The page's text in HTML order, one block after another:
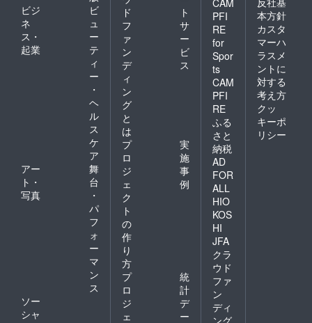
ビジ
ネ
ス・
起業
ビ
ュ
ー
テ
ィ
ー
・
ヘ
ル
ス
ケ
ア
アー
ト・
写真
舞
台
・
パ
フ
ォ
ー
マ
ン
ス
ソー
シャ
ド
フ
ァ
ン
デ
ィ
ン
グ
と
は
ト
サ
ー
ビ
ス
プ
ロ
ジ
ェ
ク
ト
の
作
り
方
実
施
事
例
プ
ロ
ジ
ェ
統
計
デ
ー
PFI
RE
for
Spor
ts
CAM
PFI
RE
ふる
さと
納税
AD
FOR
ALL
HIO
KOS
HI
JFA
クラ
ウド
ファ
ン
ディ
ング
本方針
カスタ
マーハ
ラスメ
ントに
対する
考え方
クッ
キーポ
リシー